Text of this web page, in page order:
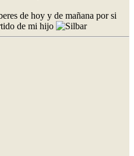
de hoy y de mañana por si
de mi hijo